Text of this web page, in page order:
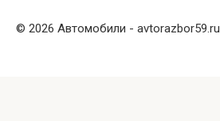
© 2026 Автомобили - avtorazbor59.ru